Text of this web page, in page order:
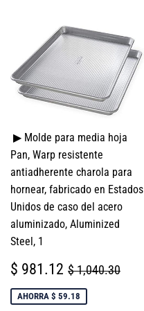
▶ Molde para media hoja
Pan, Warp resistente
antiadherente charola para
hornear, fabricado en Estados
Unidos de caso del acero
aluminizado, Aluminized
Steel, 1
PRECIO
DE
VENTA
$ 981.12 $
981.12
PRECIO
$ 1,040.30
AHORRA $ 59.18